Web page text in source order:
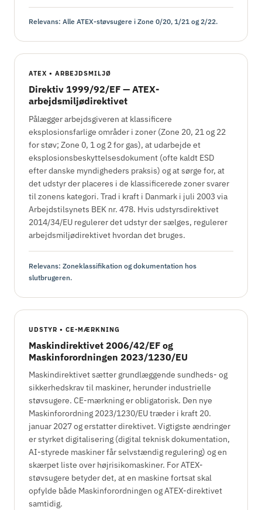
Relevans: Alle ATEX-støvsugere i Zone 0/20, 1/21 og 2/22.
ATEX • ARBEJDSMILJØ
Direktiv 1999/92/EF — ATEX-
arbejdsmiljødirektivet
Pålægger arbejdsgiveren at klassificere
eksplosionsfarlige områder i zoner (Zone 20, 21 og 22
for støv; Zone 0, 1 og 2 for gas), at udarbejde et
eksplosionsbeskyttelsesdokument (ofte kaldt ESD
efter danske myndigheders praksis) og at sørge for, at
det udstyr der placeres i de klassificerede zoner svarer
til zonens kategori. Trad i kraft i Danmark i juli 2003 via
Arbejdstilsynets BEK nr. 478. Hvis udstyrsdirektivet
2014/34/EU regulerer det udstyr der sælges, regulerer
arbejdsmiljødirektivet hvordan det bruges.
Relevans: Zoneklassifikation og dokumentation hos
slutbrugeren.
UDSTYR • CE-MÆRKNING
Maskindirektivet 2006/42/EF og
Maskinforordningen 2023/1230/EU
Maskindirektivet sætter grundlæggende sundheds- og
sikkerhedskrav til maskiner, herunder industrielle
støvsugere. CE-mærkning er obligatorisk. Den nye
Maskinforordning 2023/1230/EU træder i kraft 20.
januar 2027 og erstatter direktivet. Vigtigste ændringer
er styrket digitalisering (digital teknisk dokumentation,
AI-styrede maskiner får selvstændig regulering) og en
skærpet liste over højrisikomaskiner. For ATEX-
støvsugere betyder det, at en maskine fortsat skal
opfylde både Maskinforordningen og ATEX-direktivet
samtidig.